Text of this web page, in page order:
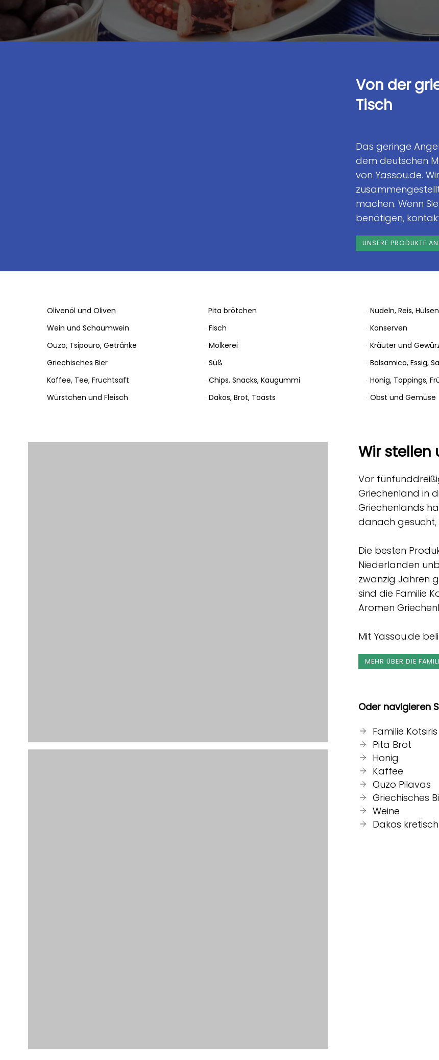
Von der
Tisch
Das geringe
dem deutschen
von Yassou.de.
machen. Wenn
benötigen,
UNSERE PRODUKTE
Olivenöl und Oliven
Wein und Schaumwein
Ouzo, Tsipouro, Getränke
Griechisches Bier
Kaffee, Tee, Fruchtsaft
Würstchen und Fleisch
Pita brötchen
Fisch
Molkerei
Süß
Chips, Snacks, Kaugummi
Dakos, Brot, Toasts
Nudeln, Reis,
Konserven
Kräuter und
Balsamico, Essig,
Honig, Toppings,
Obst und Gemüse
Wir stellen
Vor
Griechenland in
Griechenlands
danach gesucht,
Die besten
Niederlanden
zwanzig Jahren
sind die Familie
Aromen
Mit Yassou.de
MEHR ÜBER DIE
Oder navigieren
Familie Kotsiris
Pita Brot
Honig
Kaffee
Ouzo Pilavas
Griechisches
Weine
Dakos